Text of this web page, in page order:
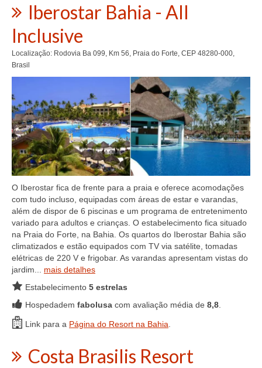
Iberostar Bahia - All
Inclusive
Localização: Rodovia Ba 099, Km 56, Praia do Forte, CEP 48280-000,
Brasil
O Iberostar fica de frente para a praia e oferece acomodações
com tudo incluso, equipadas com áreas de estar e varandas,
além de dispor de 6 piscinas e um programa de entretenimento
variado para adultos e crianças. O estabelecimento fica situado
na Praia do Forte, na Bahia. Os quartos do Iberostar Bahia são
climatizados e estão equipados com TV via satélite, tomadas
elétricas de 220 V e frigobar. As varandas apresentam vistas do
jardim... mais detalhes
Estabelecimento 5 estrelas
Hospedadem fabolusa com avaliação média de 8,8
Link para a Página do Resort na Bahia
Costa Brasilis Resort